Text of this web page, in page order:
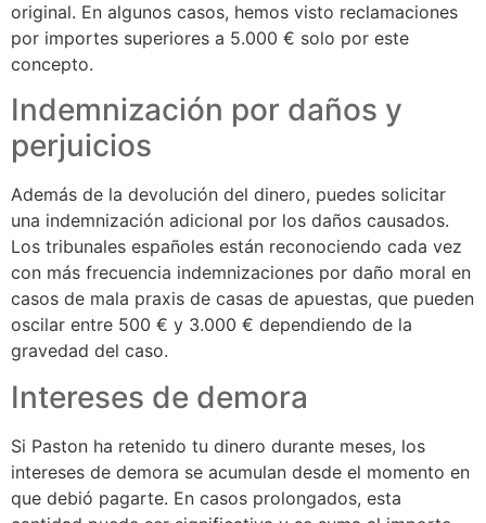
original. En algunos casos, hemos visto reclamaciones
por importes superiores a 5.000 € solo por este
concepto.
Indemnización por daños y
perjuicios
Además de la devolución del dinero, puedes solicitar
una indemnización adicional por los daños causados.
Los tribunales españoles están reconociendo cada vez
con más frecuencia indemnizaciones por daño moral en
casos de mala praxis de casas de apuestas, que pueden
oscilar entre 500 € y 3.000 € dependiendo de la
gravedad del caso.
Intereses de demora
Si Paston ha retenido tu dinero durante meses, los
intereses de demora se acumulan desde el momento en
que debió pagarte. En casos prolongados, esta